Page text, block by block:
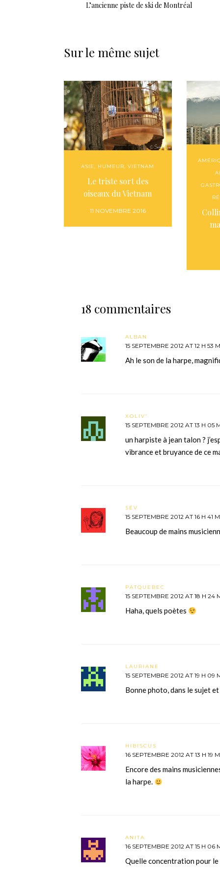
L’ancienne piste de ski de Montréal
Sur le même sujet
ASIE, HUMEUR,VIETNAM
Le triste sort des
oiseaux du Vietnam
11 NOVEMBRE 2016
18 commentaires
ALBAN
15 SEPTEMBRE 2012 AT 12 H 53
Ah le son de la harpe,
XOLIV'
15 SEPTEMBRE 2012 AT 13 H 05
un harpiste à jean talon ?
vibrance et bruyance de ce
SÉV
15 SEPTEMBRE 2012 AT 16 H 41
Beaucoup de mains
PATQUEBEC
15 SEPTEMBRE 2012 AT 18 H 24
Haha, quels poètes
LAURIANE
15 SEPTEMBRE 2012 AT 19 H 09
Bonne photo, dans le sujet
HIBISCUS
16 SEPTEMBRE 2012 AT 13 H 19
Encore des mains
la harpe.
ANITA
16 SEPTEMBRE 2012 AT 15 H 06
Quelle concentration pour